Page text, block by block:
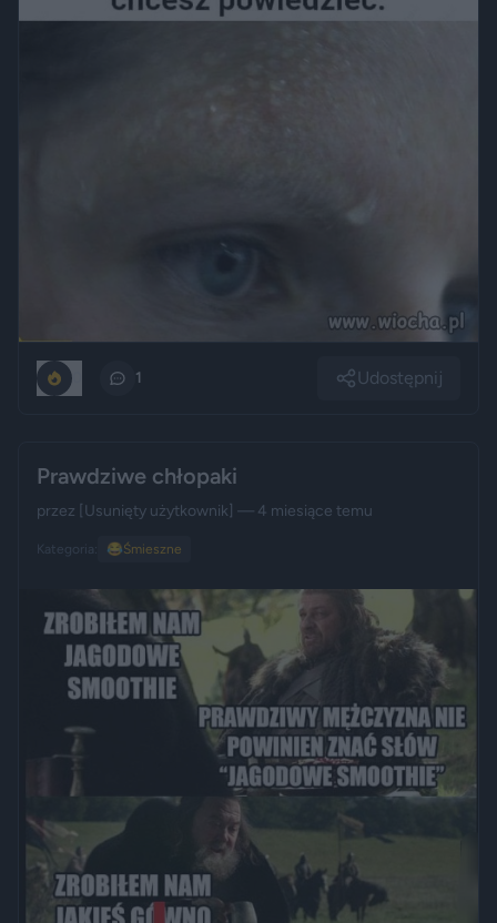
1 Udostępnij
Prawdziwe chłopaki
przez [Usunięty użytkownik] — 4 miesiące temu
Kategoria: 😂Śmieszne